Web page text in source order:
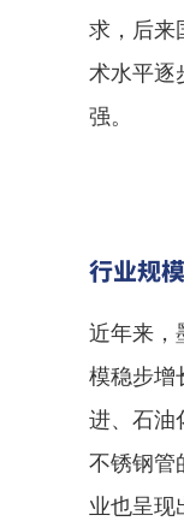
求，后来
术水平逐
强。
行业规
近年来，
模稳步增
进、石油
不锈钢管
业也呈现